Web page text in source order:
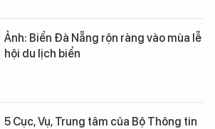
Ảnh: Biển Đà Nẵng rộn ràng vào mùa lễ
hội du lịch biển
5 Cục, Vụ, Trung tâm của Bộ Thông tin